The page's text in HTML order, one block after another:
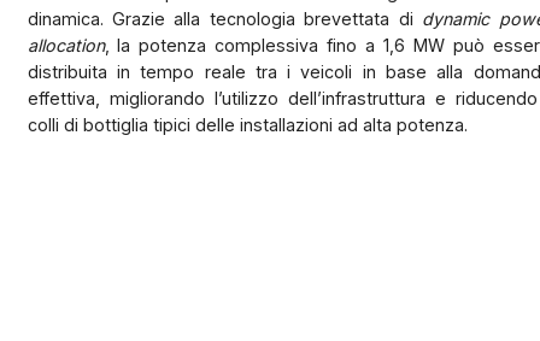
dinamica. Grazie alla tecnologia brevettata di dynamic
allocation, la potenza complessiva fino a 1,6 MW può
distribuita in tempo reale tra i veicoli in base alla
effettiva, migliorando l’utilizzo dell’infrastruttura e
colli di bottiglia tipici delle installazioni ad alta potenza.